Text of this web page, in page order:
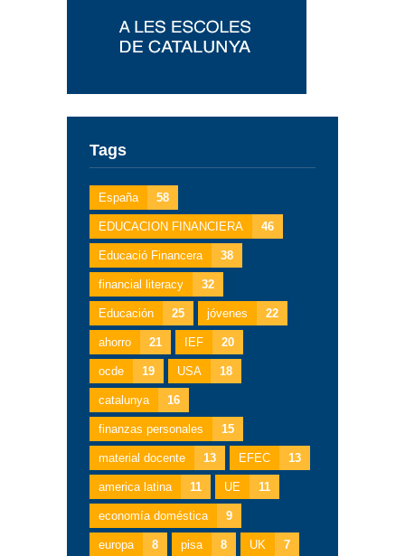
Tags
España 58
EDUCACION FINANCIERA 46
Educació Financera 38
financial literacy 32
Educación 25 jóvenes 22
ahorro 21 IEF 20
ocde 19 USA 18
catalunya 16
finanzas personales 15
material docente 13 EFEC 13
america latina 11 UE 11
economía doméstica 9
europa 8 pisa 8 UK 7